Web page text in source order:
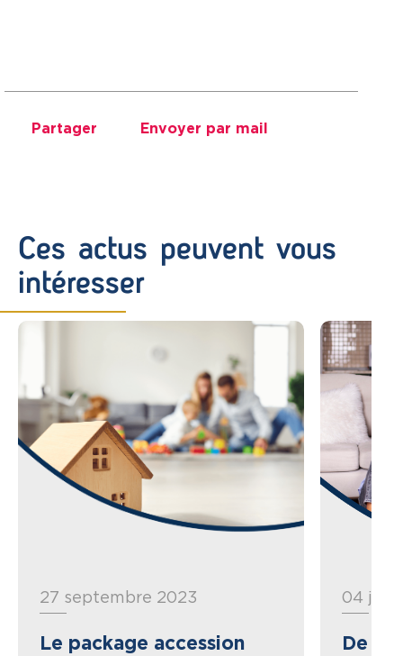
Partager Envoyer par mail
Ces actus peuvent vous
intéresser
27 septembre 2023
Le package accession
04
De